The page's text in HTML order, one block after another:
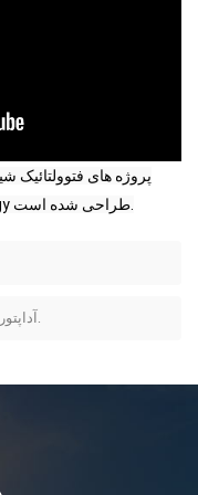
نامنظم مختلف، توسط Xiamen Huge Energy طراحی شده است.
آداپتور لوله مربعی سیستم براکت خورشیدی.